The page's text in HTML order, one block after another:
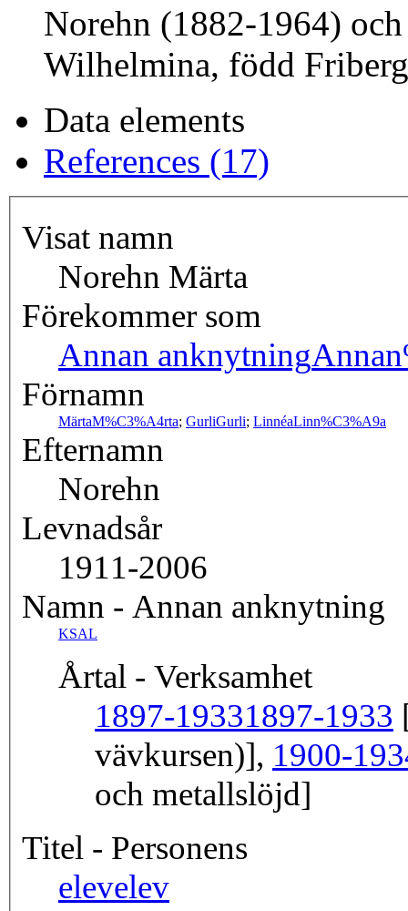
Norehn (1882-1964)
Wilhelmina, född
Data elements
References (17)
Visat namn
Norehn Märta
Förekommer som
Annan anknytning
Förnamn
MärtaM%C3%A4rta; GurliGurli; LinnéaLinn%C3%A9a
Efternamn
Norehn
Levnadsår
1911-2006
Namn - Annan anknytning
KSAL
Årtal - Verksamhet
1897-19331897-1933
vävkursen)], 1900-
och metallslöjd]
Titel - Personens
elevelev